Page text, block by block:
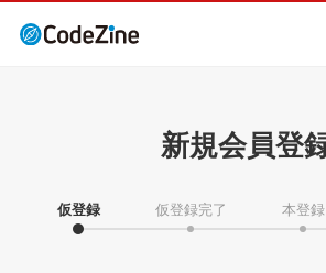
新規会員登
仮登録 仮登録完了 本登録